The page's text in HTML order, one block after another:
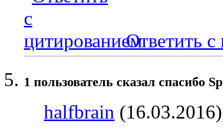
Ответить с
1 пользователь сказал cпасибо
halfbrain (16.03.2016)